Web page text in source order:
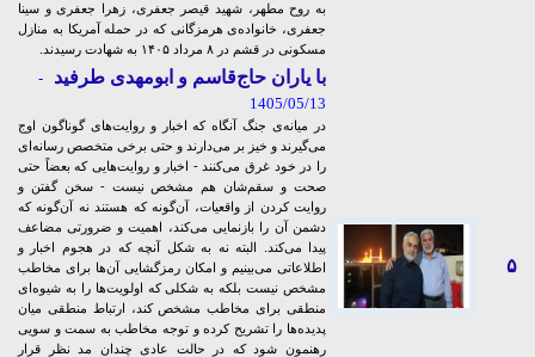
به روح مطهر، شهید قیصر جعفری، زهرا جعفری و سینا
جعفری، خانواده‌ی هرمزگانی که در حمله آمریکا به منازل
مسکونی در قشم در ۸ مرداد ۱۴۰۵ به شهادت رسیدند.
۵
با یاران حاج‌قاسم و ابومهدی طرفید
-
1405/05/13
در میانه‌ی جنگ آنگاه که اخبار و روایت‌های گوناگون اوج
می‌گیرند و خیز بر می‌دارند و حتی برخی متخصص رسانه‌ای
را در خود غرق می‌کنند - اخبار و روایت‌هایی که بعضاً حتی
صحت و سقم‌شان هم مشخص نیست - سخن گفتن و
روایت کردن از واقعیات، آن‌گونه که هستند نه آن‌گونه که
دشمن آن را بازنمایی می‌کند، اهمیت و ضرورتی مضاعف
پیدا می‌کند. البته نه به شکل آنچه که در هجوم اخبار و
اطلاعاتی می‌بینیم و امکان رمزگشایی‌ آن‌ها برای مخاطب
مشخص نیست بلکه به شکلی که اولویت‌ها را به شیوه‌ای
منطقی برای مخاطب مشخص کند، ارتباط منطقی میان
پدیده‌ها را تشریح کرده و توجه مخاطب به سمت و سویی
رهنمون شود که در حالت عادی چندان مد نظر قرار